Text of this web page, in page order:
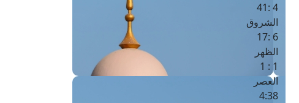
4 :41
الشروق
6 :17
الظهر
1 : 1
العصر
4:38